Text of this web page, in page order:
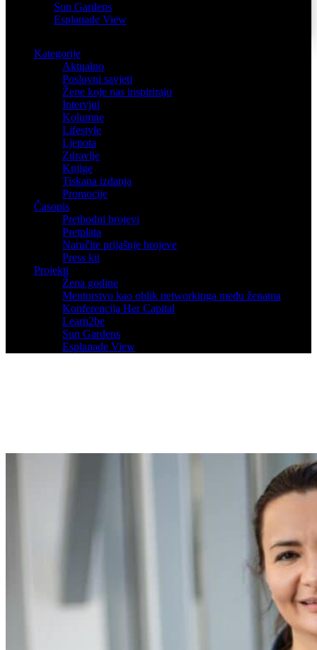
Sun Gardens
Esplanade View
Kategorije
Aktualno
Poslovni savjeti
Žene koje nas inspiriraju
Intervjui
Kolumne
Lifestyle
Ljepota
Zdravlje
Knjige
Tiskana izdanja
Promocije
Časopis
Prethodni brojevi
Pretplata
Naručite prijašnje brojeve
Press kit
Projekti
Žena godine
Mentorstvo kao oblik networkinga među ženama
Konferencija Her Capital
Learn2be
Sun Gardens
Esplanade View